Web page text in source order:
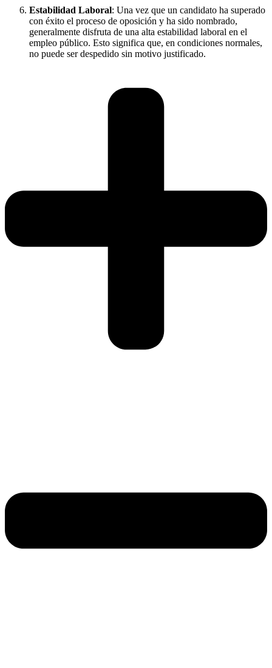
Estabilidad Laboral: Una vez que un candidato ha superado
con éxito el proceso de oposición y ha sido nombrado,
generalmente disfruta de una alta estabilidad laboral en el
empleo público. Esto significa que, en condiciones normales,
no puede ser despedido sin motivo justificado.